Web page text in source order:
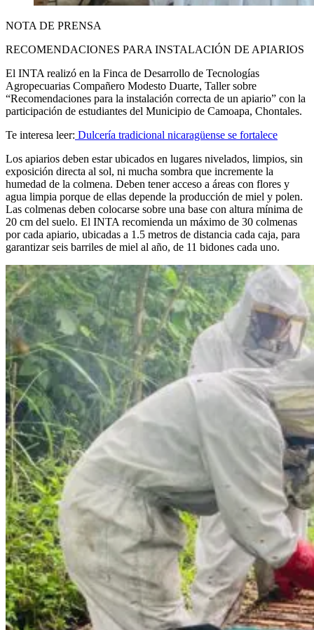
NOTA DE PRENSA
RECOMENDACIONES PARA INSTALACIÓN DE APIARIOS
El INTA realizó en la Finca de Desarrollo de Tecnologías
Agropecuarias Compañero Modesto Duarte, Taller sobre
“Recomendaciones para la instalación correcta de un apiario” con la
participación de estudiantes del Municipio de Camoapa, Chontales.
Te interesa leer: Dulcería tradicional nicaragüense se fortalece
Los apiarios deben estar ubicados en lugares nivelados, limpios, sin
exposición directa al sol, ni mucha sombra que incremente la
humedad de la colmena. Deben tener acceso a áreas con flores y
agua limpia porque de ellas depende la producción de miel y polen.
Las colmenas deben colocarse sobre una base con altura mínima de
20 cm del suelo. El INTA recomienda un máximo de 30 colmenas
por cada apiario, ubicadas a 1.5 metros de distancia cada caja, para
garantizar seis barriles de miel al año, de 11 bidones cada uno.